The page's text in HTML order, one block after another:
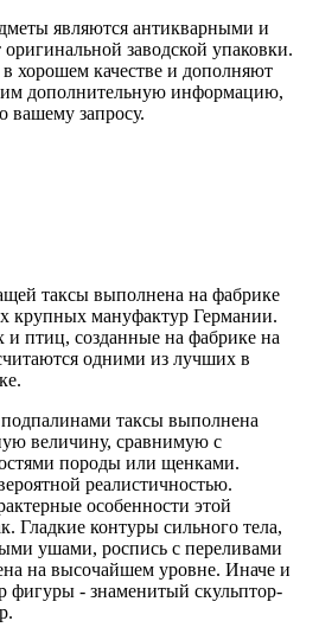
являются антикварными и
заводской упаковки.
хорошем качестве и дополняют
дополнительную информацию,
вашему запросу.
таксы выполнена на фабрике
крупных мануфактур Германии.
птиц, созданные на фабрике на
одними из лучших в
таксы выполнена
величину, сравнимую с
породы или щенками.
реалистичностью.
особенности этой
Гладкие контуры сильного тела,
ушами, роспись с переливами
на высочайшем уровне. Иначе и
фигуры - знаменитый скульптор-